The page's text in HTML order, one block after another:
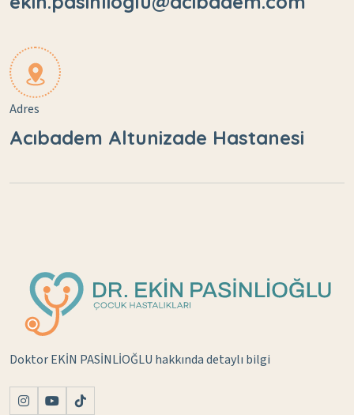
Adres
Acıbadem Altunizade Hastanesi
Doktor EKİN PASİNLİOĞLU hakkında detaylı bilgi